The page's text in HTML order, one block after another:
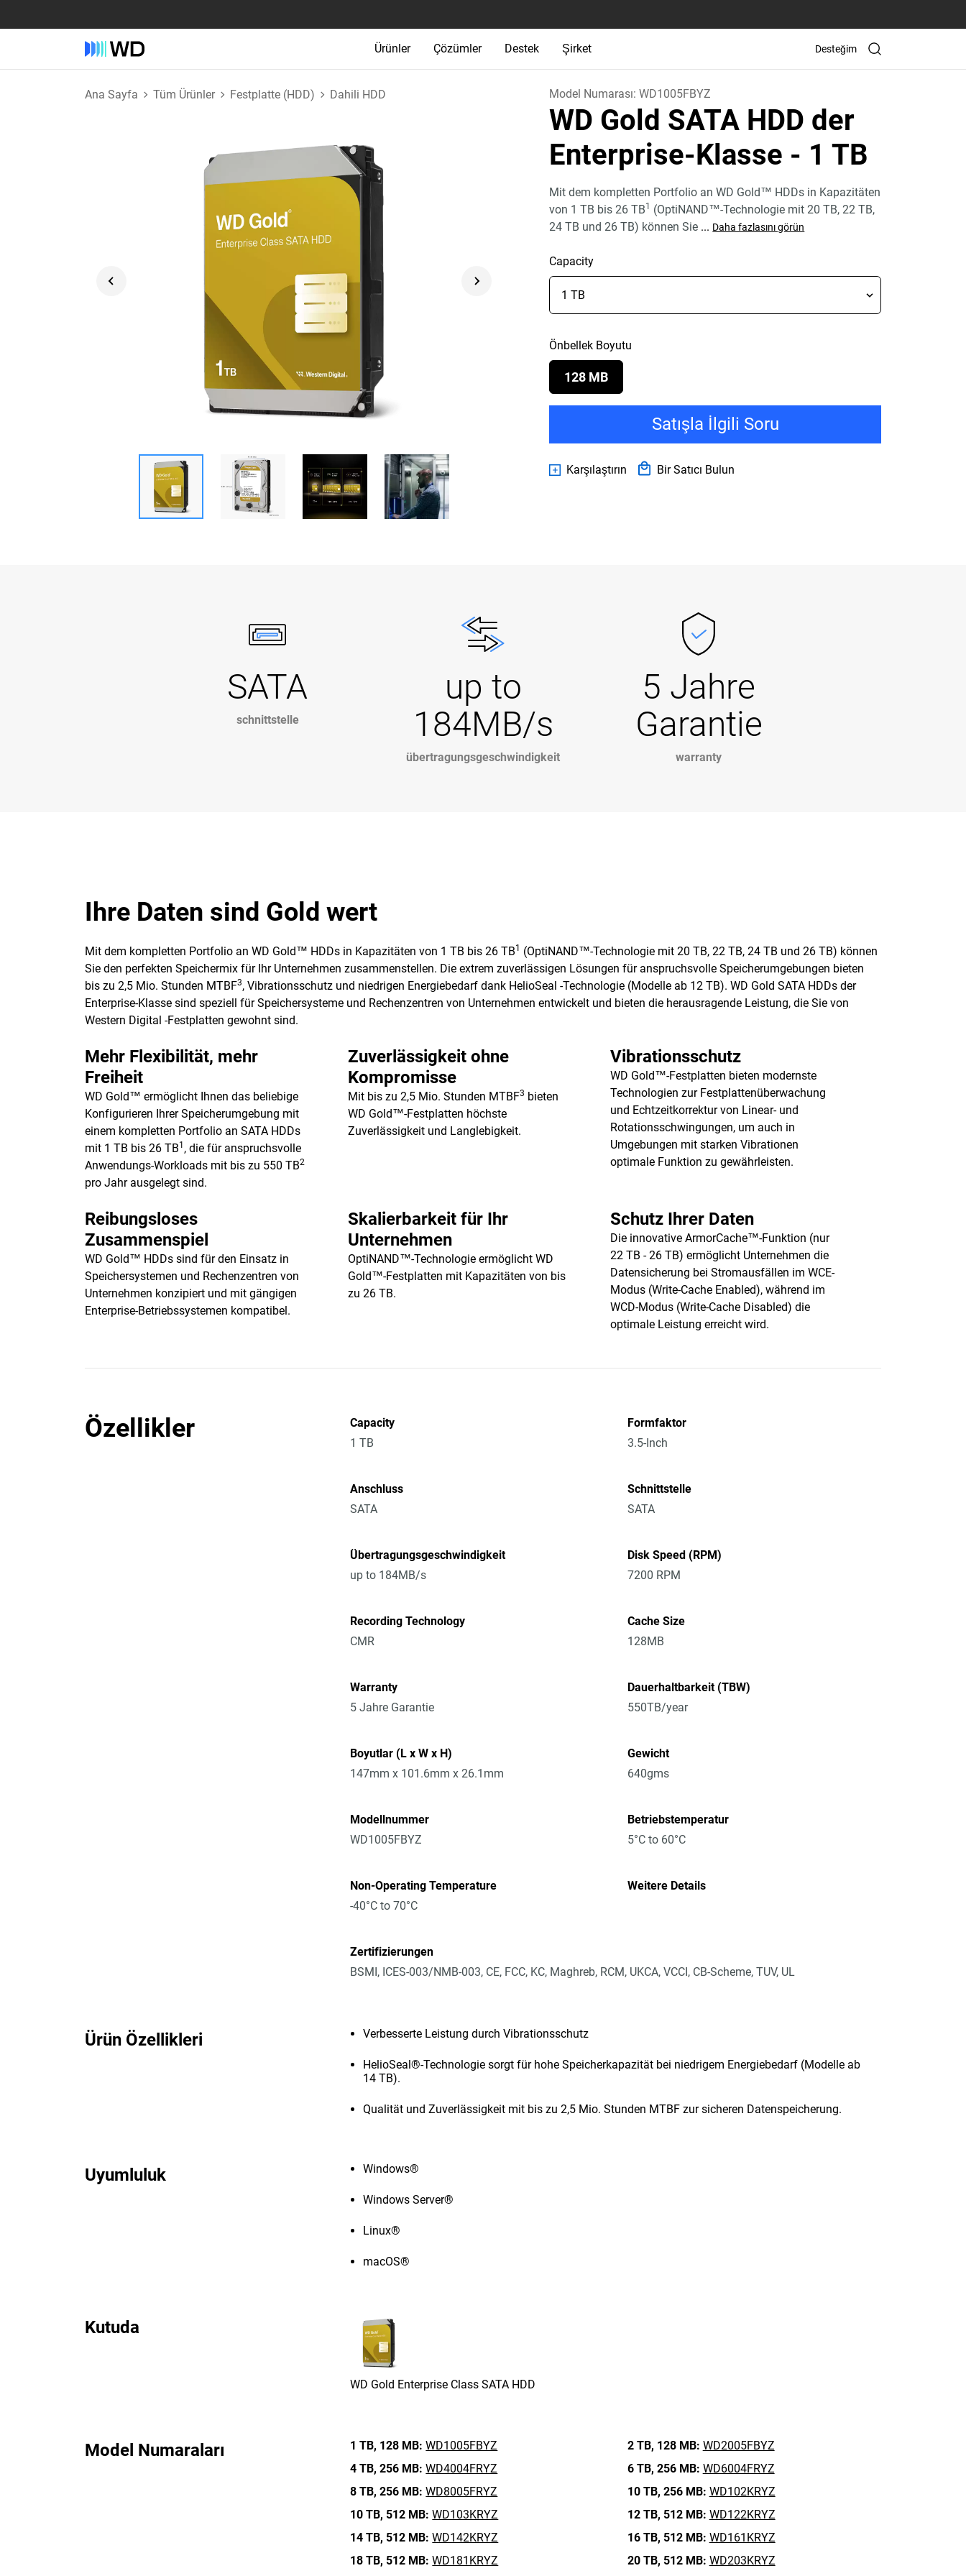
Ürünler Çözümler Destek Şirket Desteğim
Ana Sayfa Tüm Ürünler Festplatte (HDD) Dahili HDD Model Numarası:WD1005FBYZ
WD Gold SATA HDD der
Enterprise-Klasse - 1 TB
Mit dem kompletten Portfolio an WD Gold™ HDDs in Kapazitäten
von 1 TB bis 26 TB1
(OptiNAND™-Technologie mit 20 TB, 22 TB,
24 TB und 26 TB) können Sie ... Daha fazlasını görün
Capacity
Önbellek Boyutu
128 MB
Satışla İlgili Soru
Karşılaştırın Bir Satıcı Bulun
SATA
schnittstelle
up to
184MB/s
übertragungsgeschwindigkeit
5 Jahre
Garantie
warranty
Ihre Daten sind Gold wert
Mit dem kompletten Portfolio an WD Gold™ HDDs in Kapazitäten von 1 TB bis 26 TB1
(OptiNAND™-Technologie mit 20 TB, 22 TB, 24 TB und 26 TB) können
Sie den perfekten Speichermix für Ihr Unternehmen zusammenstellen. Die extrem zuverlässigen Lösungen für anspruchsvolle Speicherumgebungen bieten
bis zu 2,5 Mio. Stunden MTBF3, Vibrationsschutz und niedrigen Energiebedarf dank HelioSeal -Technologie (Modelle ab 12 TB). WD Gold SATA HDDs der
Enterprise-Klasse sind speziell für Speichersysteme und Rechenzentren von Unternehmen entwickelt und bieten die herausragende Leistung, die Sie von
Western Digital -Festplatten gewohnt sind.
Mehr Flexibilität, mehr
Freiheit
WD Gold™ ermöglicht Ihnen das beliebige
Konfigurieren Ihrer Speicherumgebung mit
einem kompletten Portfolio an SATA HDDs
mit 1 TB bis 26 TB1 , die für anspruchsvolle
Anwendungs-Workloads mit bis zu 550 TB2
pro Jahr ausgelegt sind.
Zuverlässigkeit ohne
Kompromisse
Mit bis zu 2,5 Mio. Stunden MTBF3 bieten
WD Gold™-Festplatten höchste
Zuverlässigkeit und Langlebigkeit.
Vibrationsschutz
WD Gold™-Festplatten bieten modernste
Technologien zur Festplattenüberwachung
und Echtzeitkorrektur von Linear- und
Rotationsschwingungen, um auch in
Umgebungen mit starken Vibrationen
optimale Funktion zu gewährleisten.
Reibungsloses
Zusammenspiel
WD Gold™ HDDs sind für den Einsatz in
Speichersystemen und Rechenzentren von
Unternehmen konzipiert und mit gängigen
Enterprise-Betriebssystemen kompatibel.
Skalierbarkeit für Ihr
Unternehmen
OptiNAND™-Technologie ermöglicht WD
Gold™-Festplatten mit Kapazitäten von bis
zu 26 TB.
Schutz Ihrer Daten
Die innovative ArmorCache™-Funktion (nur
22 TB - 26 TB) ermöglicht Unternehmen die
Datensicherung bei Stromausfällen im WCE-
Modus (Write-Cache Enabled), während im
WCD-Modus (Write-Cache Disabled) die
optimale Leistung erreicht wird.
Özellikler
Capacity
1 TB
Formfaktor
3.5-Inch
Anschluss
SATA
Schnittstelle
SATA
Übertragungsgeschwindigkeit
up to 184MB/s
Disk Speed (RPM)
7200 RPM
Recording Technology
CMR
Cache Size
128MB
Warranty
5 Jahre Garantie
Dauerhaltbarkeit (TBW)
550TB/year
Boyutlar (L x W x H)
147mm x 101.6mm x 26.1mm
Gewicht
640gms
Modellnummer
WD1005FBYZ
Betriebstemperatur
5°C to 60°C
Non-Operating Temperature
-40°C to 70°C
Weitere Details
Zertifizierungen
BSMI, ICES-003/NMB-003, CE, FCC, KC, Maghreb, RCM, UKCA, VCCI, CB-Scheme, TUV, UL
Ürün Özellikleri Verbesserte Leistung durch Vibrationsschutz
HelioSeal®-Technologie sorgt für hohe Speicherkapazität bei niedrigem Energiebedarf (Modelle ab
14 TB).
Qualität und Zuverlässigkeit mit bis zu 2,5 Mio. Stunden MTBF zur sicheren Datenspeicherung.
Uyumluluk Windows®
Windows Server®
Linux®
macOS®
Kutuda
WD Gold Enterprise Class SATA HDD
Model Numaraları 1 TB, 128 MB: WD1005FBYZ 2 TB, 128 MB: WD2005FBYZ
4 TB, 256 MB: WD4004FRYZ 6 TB, 256 MB: WD6004FRYZ
8 TB, 256 MB: WD8005FRYZ 10 TB, 256 MB: WD102KRYZ
10 TB, 512 MB: WD103KRYZ 12 TB, 512 MB: WD122KRYZ
14 TB, 512 MB: WD142KRYZ 16 TB, 512 MB: WD161KRYZ
18 TB, 512 MB: WD181KRYZ 20 TB, 512 MB: WD203KRYZ